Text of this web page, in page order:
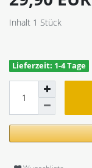
Inhalt 1 Stück
Lieferzeit: 1-4 Tage